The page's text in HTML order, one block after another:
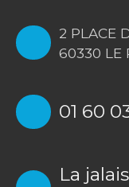
2 PLACE
60330 LE
01 60
La